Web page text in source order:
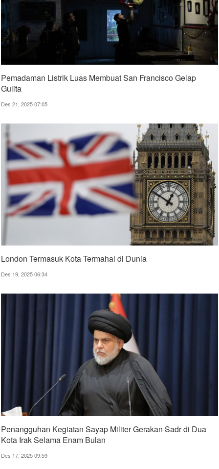
Pemadaman Listrik Luas Membuat San Francisco Gelap
Gulita
Des 21, 2025 07:05
London Termasuk Kota Termahal di Dunia
Des 19, 2025 06:34
Penangguhan Kegiatan Sayap Militer Gerakan Sadr di Dua
Kota Irak Selama Enam Bulan
Des 17, 2025 09:59